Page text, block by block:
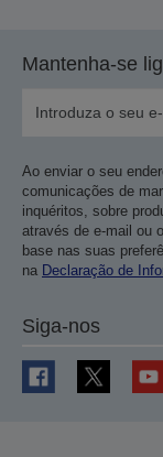
Mantenha-se
Ao enviar o seu
comunicações de
inquéritos, sobre
através de e-mail ou
base nas suas
na Declaração de
Siga-nos